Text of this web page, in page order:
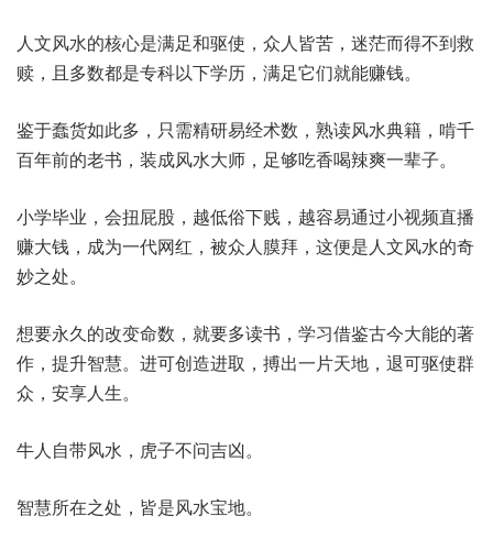
人文风水的核心是满足和驱使，众人皆苦，迷茫而得不到救
赎，且多数都是专科以下学历，满足它们就能赚钱。
鉴于蠢货如此多，只需精研易经术数，熟读风水典籍，啃千
百年前的老书，装成风水大师，足够吃香喝辣爽一辈子。
小学毕业，会扭屁股，越低俗下贱，越容易通过小视频直播
赚大钱，成为一代网红，被众人膜拜，这便是人文风水的奇
妙之处。
想要永久的改变命数，就要多读书，学习借鉴古今大能的著
作，提升智慧。进可创造进取，搏出一片天地，退可驱使群
众，安享人生。
牛人自带风水，虎子不问吉凶。
智慧所在之处，皆是风水宝地。